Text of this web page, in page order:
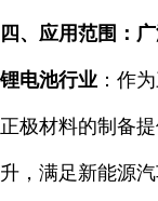
四、应用范围：
锂电池行业 ：作
正极材料的制备
升，满足新能源